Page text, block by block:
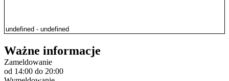
Ważne informacje
Zameldowanie
od 14:00 do 20:00